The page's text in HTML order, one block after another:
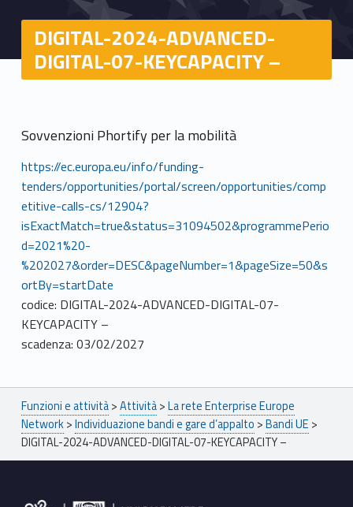
DIGITAL-2024-ADVANCED-
DIGITAL-07-KEYCAPACITY –
Sovvenzioni Phortify per la mobilità
https://ec.europa.eu/info/funding-
tenders/opportunities/portal/screen/opportunities/comp
etitive-calls-cs/12904?
isExactMatch=true&status=31094502&programmePerio
d=2021%20-
%202027&order=DESC&pageNumber=1&pageSize=50&s
ortBy=startDate
codice: DIGITAL-2024-ADVANCED-DIGITAL-07-
KEYCAPACITY –
scadenza: 03/02/2027
Breadcrumbs navigation
Funzioni e attività>Attività>La rete Enterprise Europe
Network>Individuazione bandi e gare d’appalto >Bandi UE >
DIGITAL-2024-ADVANCED-DIGITAL-07-KEYCAPACITY –